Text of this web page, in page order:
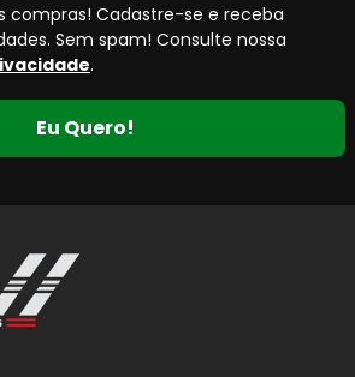
compras! Cadastre-se e receba
Sem spam! Consulte nossa
.
Eu Quero!